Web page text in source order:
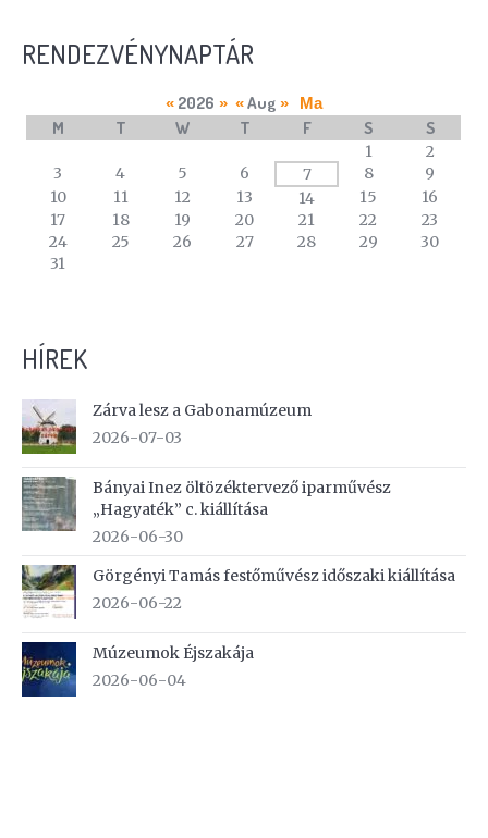
RENDEZVÉNYNAPTÁR
calendar
events
« 2026 » « Aug » Ma
M T W T F S S
1
2
3
4 5 6 7 8
9
10
11 12 13 14 15
16
17
18 19 20 21 22
23
24
25 26 27 28 29
30
31
HÍREK
Zárva lesz a Gabonamúzeum
2026-07-03
Bányai Inez öltözéktervező iparművész
„Hagyaték” c. kiállítása
2026-06-30
Görgényi Tamás festőművész időszaki kiállítása
2026-06-22
Múzeumok Éjszakája
2026-06-04